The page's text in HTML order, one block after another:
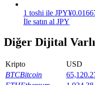
1 toshi ile JPY¥
İle satın al JPY
Diğer Dijital
Kripto USD
BTCBitcoin